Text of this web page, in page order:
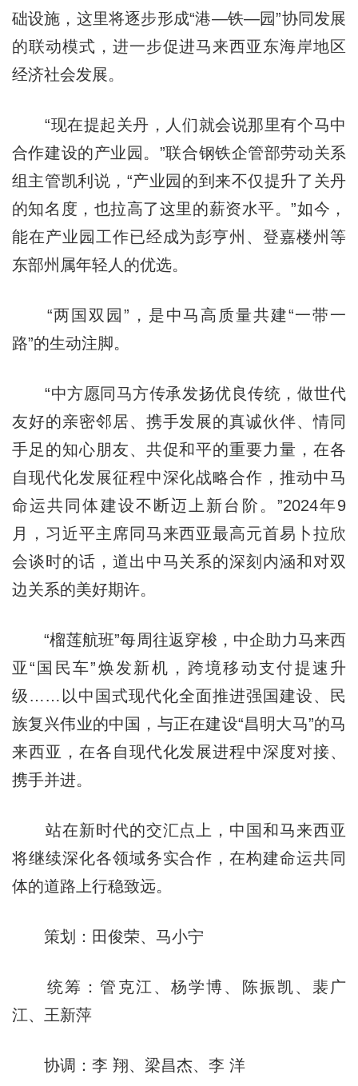
础设施，这里将逐步形成“港—铁—园”协同发展
的联动模式，进一步促进马来西亚东海岸地区
经济社会发展。
“现在提起关丹，人们就会说那里有个马中
合作建设的产业园。”联合钢铁企管部劳动关系
组主管凯利说，“产业园的到来不仅提升了关丹
的知名度，也拉高了这里的薪资水平。”如今，
能在产业园工作已经成为彭亨州、登嘉楼州等
东部州属年轻人的优选。
“两国双园”，是中马高质量共建“一带一
路”的生动注脚。
“中方愿同马方传承发扬优良传统，做世代
友好的亲密邻居、携手发展的真诚伙伴、情同
手足的知心朋友、共促和平的重要力量，在各
自现代化发展征程中深化战略合作，推动中马
命运共同体建设不断迈上新台阶。”2024年9
月，习近平主席同马来西亚最高元首易卜拉欣
会谈时的话，道出中马关系的深刻内涵和对双
边关系的美好期许。
“榴莲航班”每周往返穿梭，中企助力马来西
亚“国民车”焕发新机，跨境移动支付提速升
级……以中国式现代化全面推进强国建设、民
族复兴伟业的中国，与正在建设“昌明大马”的马
来西亚，在各自现代化发展进程中深度对接、
携手并进。
站在新时代的交汇点上，中国和马来西亚
将继续深化各领域务实合作，在构建命运共同
体的道路上行稳致远。
策划：田俊荣、马小宁
统筹：管克江、杨学博、陈振凯、裴广
江、王新萍
协调：李 翔、梁昌杰、李 洋